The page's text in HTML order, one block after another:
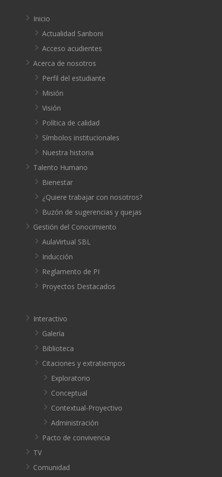
Inicio
Actualidad Sanboni
Acceso acudientes
Acerca de nosotros
Perfil del estudiante
Misión
Visión
Política de calidad
Símbolos institucionales
Nuestra historia
Talento Humano
Bienestar
¿Quiere trabajar con nosotros?
Buzón de sugerencias y quejas
Gestión del Conocimiento
AulaVirtual SBL
Inducción
Reglamento de PI
Proyectos Destacados
Interactivo
Galería
Biblioteca
Citaciones y extratiempos
Exploratorio
Conceptual
Contextual-Proyectivo
Administración
Pacto de convivencia
TV
Comunidad